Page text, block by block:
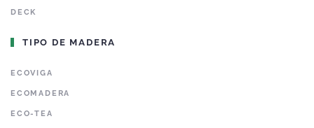
DECK
TIPO DE MADERA
ECOVIGA
ECOMADERA
ECO-TEA